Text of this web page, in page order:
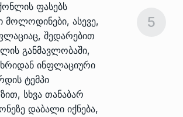
ფასებს
მოლოდინები, ასევე,
შედარებით
განმავლობაში,
ინფლაციური
ტემპი
სხვა თანაბარ
დაბალი იქნება,
მინისტრმა ირაკლი
ახლად
ოზურგეთის…
15/05/2022
5